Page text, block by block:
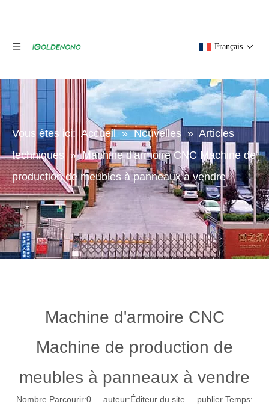
Français
Vous êtes ici: Accueil » Nouvelles » Articles
techniques » Machine d'armoire CNC Machine de
production de meubles à panneaux à vendre
Machine d'armoire CNC
Machine de production de
meubles à panneaux à vendre
Nombre Parcourir:0 auteur:Éditeur du site publier Temps: